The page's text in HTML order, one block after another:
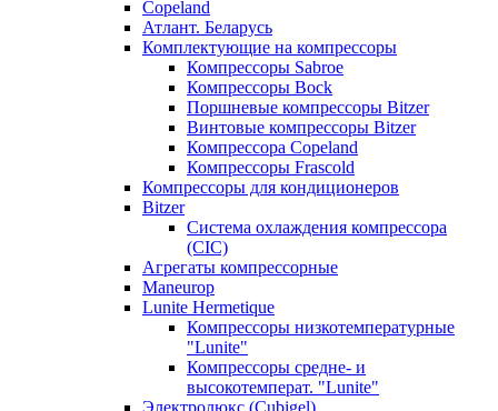
Copeland
Атлант. Беларусь
Комплектующие на компрессоры
Компрессоры Sabroe
Компрессоры Bock
Поршневые компрессоры Bitzer
Винтовые компрессоры Bitzer
Компрессора Copeland
Компрессоры Frascold
Компрессоры для кондиционеров
Bitzer
Система охлаждения компрессора
(CIC)
Агрегаты компрессорные
Maneurop
Lunite Hermetique
Компрессоры низкотемпературные
"Lunite"
Компрессоры средне- и
высокотемперат. "Lunite"